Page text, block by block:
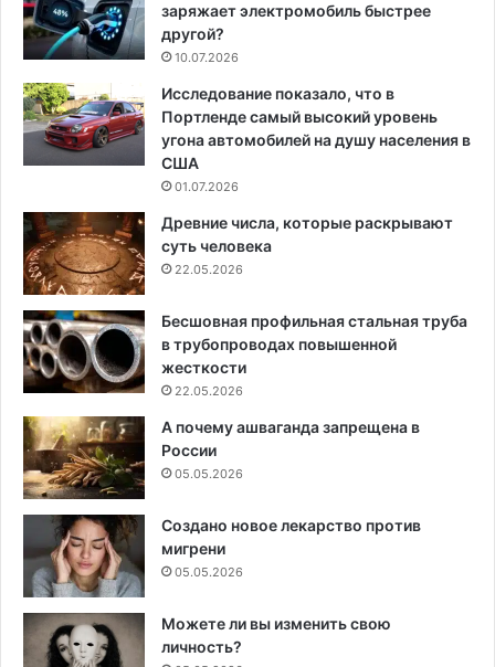
заряжает электромобиль быстрее
другой?
10.07.2026
Исследование показало, что в
Портленде самый высокий уровень
угона автомобилей на душу населения в
США
01.07.2026
Древние числа, которые раскрывают
суть человека
22.05.2026
Бесшовная профильная стальная труба
в трубопроводах повышенной
жесткости
22.05.2026
А почему ашваганда запрещена в
России
05.05.2026
Создано новое лекарство против
мигрени
05.05.2026
Можете ли вы изменить свою
личность?